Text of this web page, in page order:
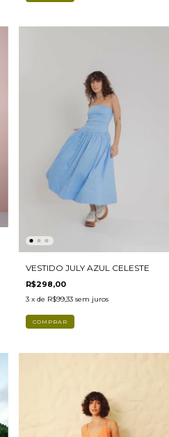
VESTIDO JULY AZUL CELESTE
R$298,00
3 x de R$99,33 sem juros
COMPRAR